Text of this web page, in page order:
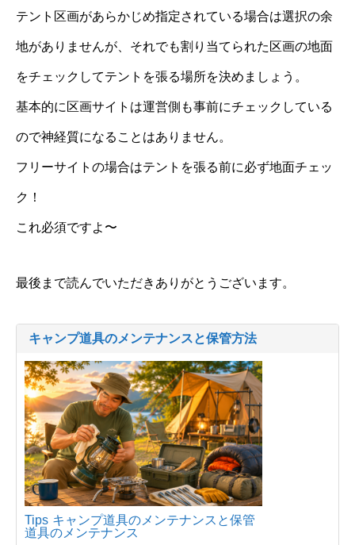
テント区画があらかじめ指定されている場合は選択の余
地がありませんが、それでも割り当てられた区画の地面
をチェックしてテントを張る場所を決めましょう。
基本的に区画サイトは運営側も事前にチェックしている
ので神経質になることはありません。
フリーサイトの場合はテントを張る前に必ず地面チェッ
ク！
これ必須ですよ〜
最後まで読んでいただきありがとうございます。
キャンプ道具のメンテナンスと保管方法
Tips キャンプ道具のメンテナンスと保管
道具のメンテナンス